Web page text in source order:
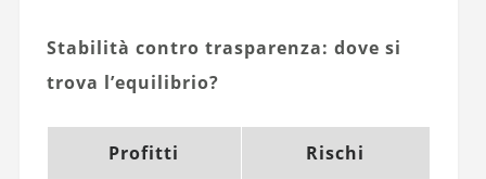
Stabilità contro trasparenza: dove si
trova l’equilibrio?
Profitti Rischi